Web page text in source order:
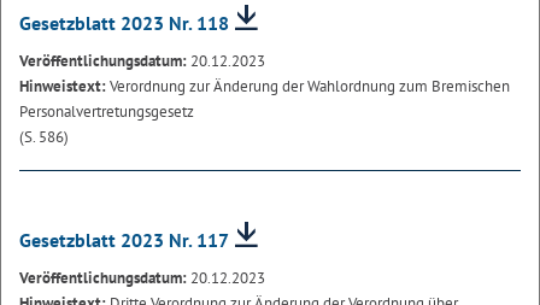
Gesetzblatt 2023 Nr. 118
Veröffentlichungsdatum: 20.12.2023
Hinweistext:Verordnung zur Änderung der Wahlordnung zum Bremischen
Personalvertretungsgesetz
(S. 586)
Gesetzblatt 2023 Nr. 117
Veröffentlichungsdatum: 20.12.2023